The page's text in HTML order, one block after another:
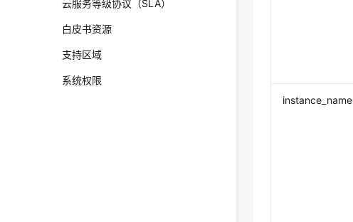
云服务等级协议（SLA）
白皮书资源
支持区域
系统权限
instance_name